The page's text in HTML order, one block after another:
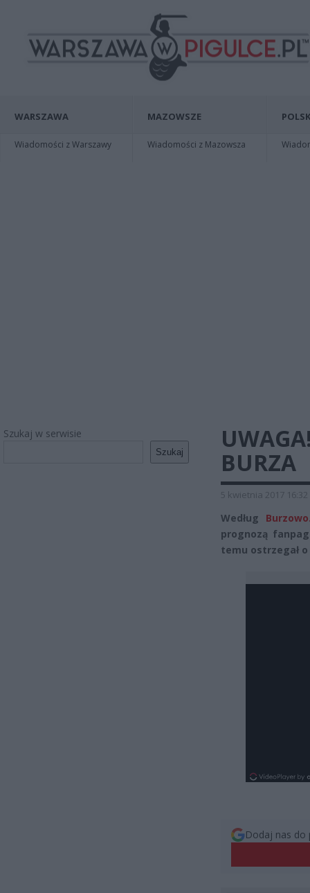
WARSZAWA
Wiadomości z Warszawy
MAZOWSZE
Wiadomości z Mazowsza
Szukaj w serwisie
Szukaj
BURZA
5 kwietnia 2017 16:32
Według
prognozą
temu ostrzegał
Dodaj nas do